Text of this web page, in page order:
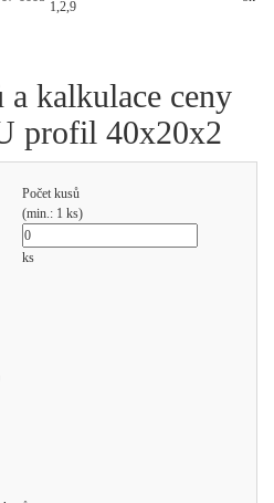
1,2,9
a kalkulace ceny
profil 40x20x2
Počet kusů
(min.: 1 ks)
ks